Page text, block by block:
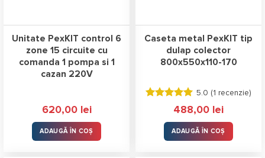
Unitate PexKIT control 6
zone 15 circuite cu
comanda 1 pompa si 1
cazan 220V
620,00 lei
ADAUGĂ ÎN COȘ
Caseta metal PexKIT tip
dulap colector
800x550x110-170
Evaluat la
stele
din 5
5.0 (1 recenzie)
488,00 lei
ADAUGĂ ÎN COȘ